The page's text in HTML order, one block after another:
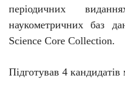
періодичних
наукометричних баз
Science Core Collection.
Підготував 4